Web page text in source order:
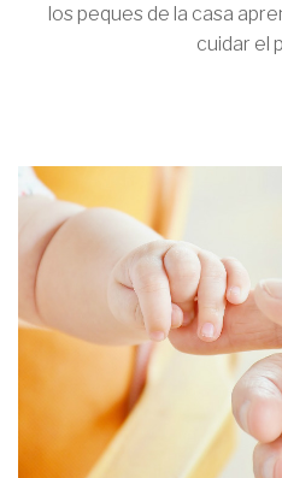
los peques de la casa
cuidar el